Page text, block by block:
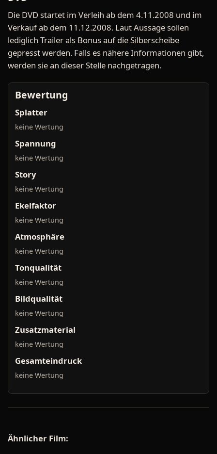
Die DVD startet im Verleih ab dem 4.11.2008 und im
Verkauf ab dem 11.12.2008. Laut Aussage sollen
lediglich Trailer als Bonus auf die Silberscheibe
gepresst werden. Falls es nähere Informationen gibt,
werden sie an dieser Stelle nachgetragen.
Bewertung
Splatter
keine Wertung
Spannung
keine Wertung
Story
keine Wertung
Ekelfaktor
keine Wertung
Atmosphäre
keine Wertung
Tonqualität
keine Wertung
Bildqualität
keine Wertung
Zusatzmaterial
keine Wertung
Gesamteindruck
keine Wertung
Ähnlicher Film: